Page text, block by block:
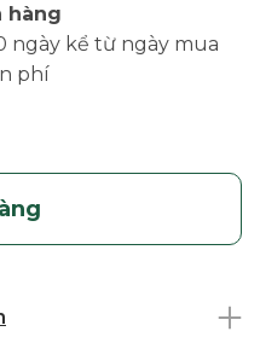
hàng
ngày kể từ ngày mua
phí